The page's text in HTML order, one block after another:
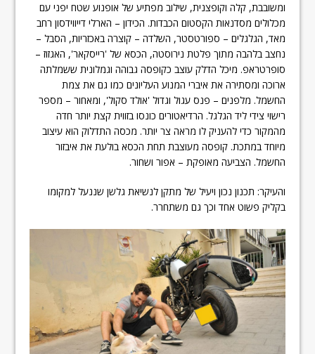
ומשובבת, קלה וקופצנית, שילוב מפתיע של אופנוע שטח יפני עם
מכלולים מסדנאות הקסטום הכבדות. הכידון – הארלי דייווידסון רחב
מאד, הגלגלים – ספורטסטר, השלדה – קוצרה באכזריות, הסבל –
נחצב בלהבה מתוך פלטת נירוסטה, הכסא של 'רייסקאר', האגזוז –
סופרטראפ. מיכל הדלק עוצב כקופסה גבוהה וגמלונית ששמלתה
ארוכה ומסתירה את איברי המנוע העליונים כמו גם את צמת
החשמל. מלפנים – פנס עגול וגדול 'אולד סקול', ומאחור – מספר
רישוי צידי ליד הגלגל. הרדיאטורים כונסו בזווית קצת יותר חדה
מהמקור כדי להעניק לו מראה צר יותר. מכסה התדלוק הוא עיצוב
מיוחד במתכת. קופסה מעוצבת תחת הכסא בולעת את איבזור
החשמל. הצביעה מאופקת – אפור ושחור.
והעיקר: תכנון נכון ויעיל של מתקן לנשיאת גלשן שננעל למקומו
בקליק פשוט אחד וכך גם משתחרר.